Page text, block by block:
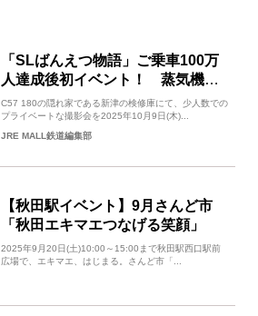
「SLばんえつ物語」ご乗車100万
人達成後初イベント！ 蒸気機関
車撮影会「～続～微睡の貴婦人」
を開催します‼
C57 180の隠れ家である新津の検修庫にて、少人数での
プライベートな撮影会を2025年10月9日(木)...
JRE MALL鉄道編集部
【秋田駅イベント】9月さんど市
「秋田エキマエつなげる笑顔」
2025年9月20日(土)10:00～15:00まで秋田駅西口駅前
広場で、エキマエ、はじまる。さんど市「...